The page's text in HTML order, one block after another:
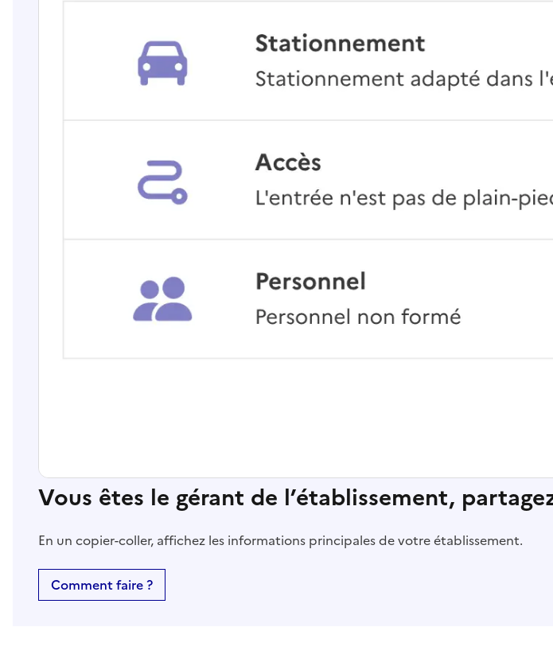
Vous êtes le gérant de l’établissement,
En un copier-coller, affichez les informations principales de votre établissement.
Comment faire ?